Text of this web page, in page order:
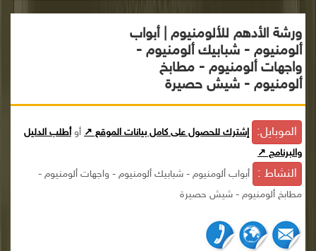
ورشة الأدهم للألومنيوم | أبواب
ألومنيوم - شبابيك ألومنيوم -
واجهات ألومنيوم - مطابخ
ألومنيوم - شيش حصيرة
الموبايل: إشترك للحصول على كامل بيانات الموقع ↗ أوأطلب الدليل
والبرنامج ↗
النشاط :
أبواب ألومنيوم - شبابيك ألومنيوم - واجهات ألومنيوم -
مطابخ ألومنيوم - شيش حصيرة